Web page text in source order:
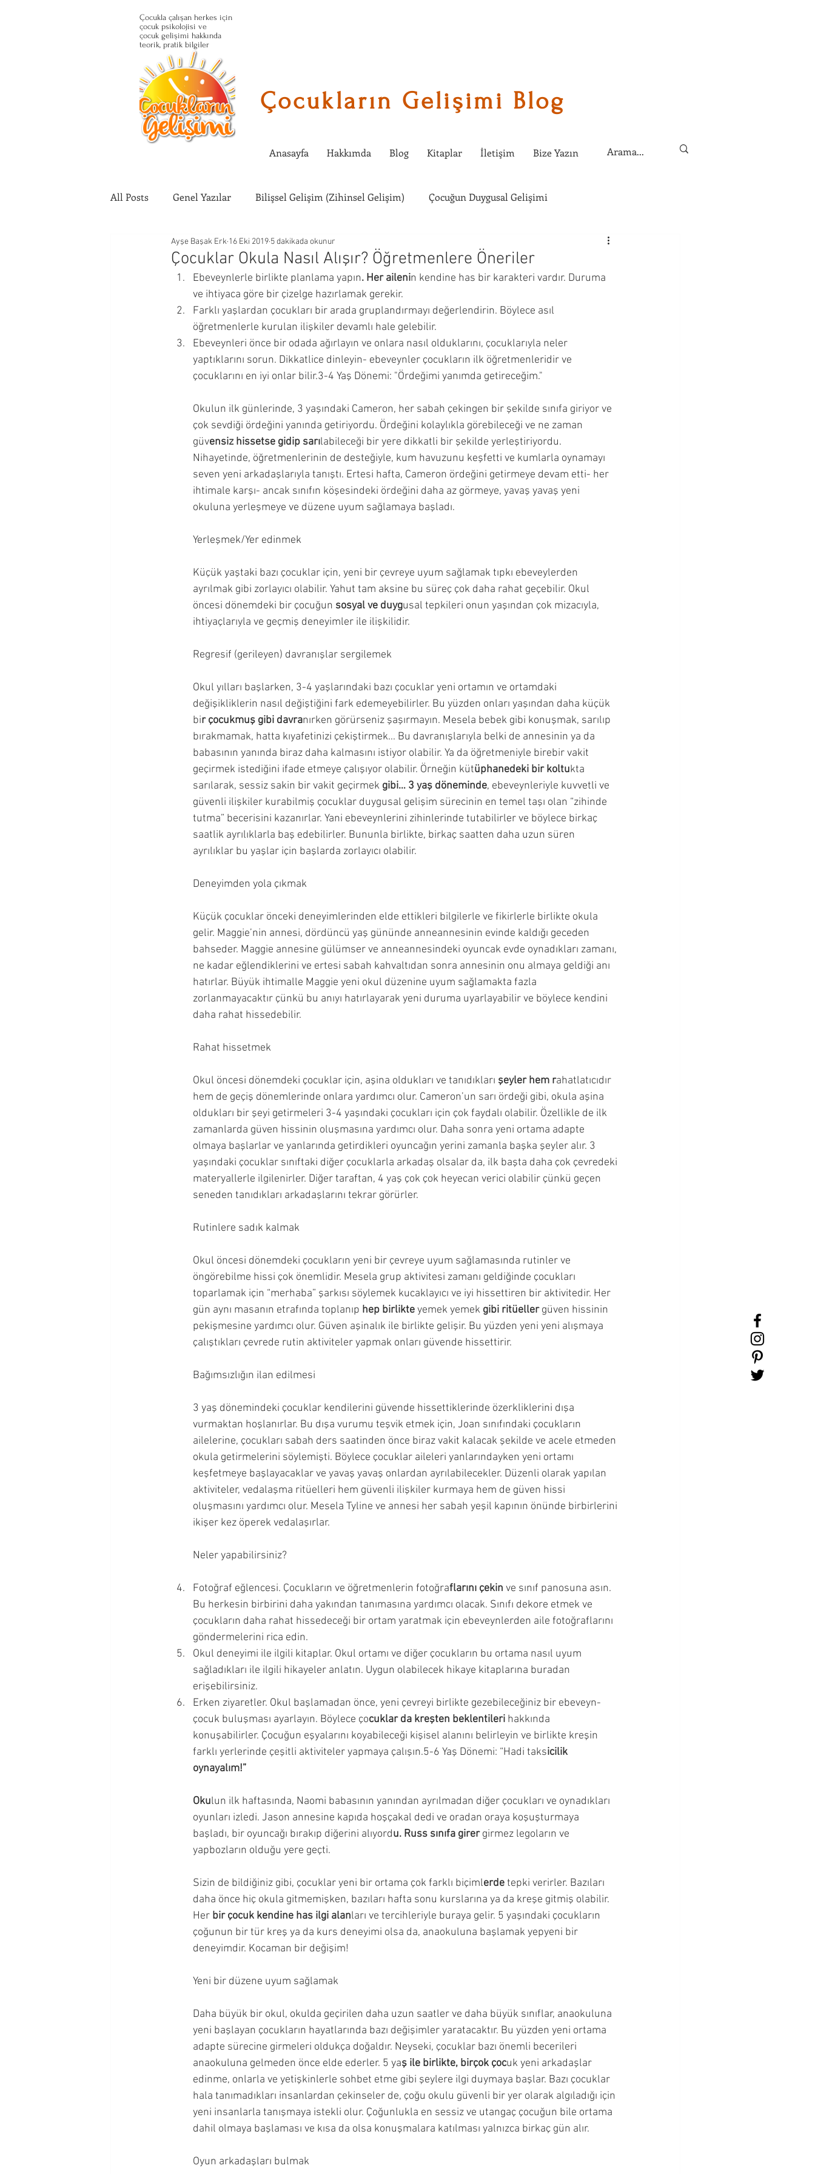
Çocukla çalışan herkes için
çocuk psikolojisi ve
çocuk gelişimi hakkında
teorik, pratik bilgiler
Çocukların Gelişimi Blog
Anasayfa Hakkımda Blog Kitaplar İletişim Bize Yazın
All Posts Genel Yazılar Bilişsel Gelişim (Zihinsel Gelişim) Çocuğun Duygusal Gelişimi
Çocuğun Fiziksel Gelişimi Çocuklarda Sosyal Gelişim Çocuğumla Ne Etkinlik Yapabilirim?
Okul Çağı Dönemi Okul Öncesi Dönemi Çocuğumla Nasıl Oyun Oynayabilirim?
Çocuğumla İletişim Kurmak Çocuğuma Nasıl Davranmalıyım? Okuyucu Soruları ve Cevapları
Çocuklar Okula Nasıl Alışır? Öğretmenlere Öneriler
Ayşe Başak Erk 16 Eki 2019 5 dakikada okunur
Ebeveynlerle birlikte planlama yapın. Her ailenin kendine has bir karakteri vardır. Duruma
ve ihtiyaca göre bir çizelge hazırlamak gerekir.
Farklı yaşlardan çocukları bir arada gruplandırmayı değerlendirin. Böylece asıl
öğretmenlerle kurulan ilişkiler devamlı hale gelebilir.
Ebeveynleri önce bir odada ağırlayın ve onlara nasıl olduklarını, çocuklarıyla neler
yaptıklarını sorun. Dikkatlice dinleyin- ebeveynler çocukların ilk öğretmenleridir ve
çocuklarını en iyi onlar bilir.3-4 Yaş Dönemi: "Ördeğimi yanımda getireceğim."
Okulun ilk günlerinde, 3 yaşındaki Cameron, her sabah çekingen bir şekilde sınıfa giriyor ve
çok sevdiği ördeğini yanında getiriyordu. Ördeğini kolaylıkla görebileceği ve ne zaman
güvensiz hissetse gidip sarılabileceği bir yere dikkatli bir şekilde yerleştiriyordu.
Nihayetinde, öğretmenlerinin de desteğiyle, kum havuzunu keşfetti ve kumlarla oynamayı
seven yeni arkadaşlarıyla tanıştı. Ertesi hafta, Cameron ördeğini getirmeye devam etti- her
ihtimale karşı- ancak sınıfın köşesindeki ördeğini daha az görmeye, yavaş yavaş yeni
okuluna yerleşmeye ve düzene uyum sağlamaya başladı.
Yerleşmek/Yer edinmek
Küçük yaştaki bazı çocuklar için, yeni bir çevreye uyum sağlamak tıpkı ebeveylerden
ayrılmak gibi zorlayıcı olabilir. Yahut tam aksine bu süreç çok daha rahat geçebilir. Okul
öncesi dönemdeki bir çocuğun sosyal ve duygusal tepkileri onun yaşından çok mizacıyla,
ihtiyaçlarıyla ve geçmiş deneyimler ile ilişkilidir.
Regresif (gerileyen) davranışlar sergilemek
Okul yılları başlarken, 3-4 yaşlarındaki bazı çocuklar yeni ortamın ve ortamdaki
değişikliklerin nasıl değiştiğini fark edemeyebilirler. Bu yüzden onları yaşından daha küçük
bir çocukmuş gibi davranırken görürseniz şaşırmayın. Mesela bebek gibi konuşmak, sarılıp
bırakmamak, hatta kıyafetinizi çekiştirmek... Bu davranışlarıyla belki de annesinin ya da
babasının yanında biraz daha kalmasını istiyor olabilir. Ya da öğretmeniyle birebir vakit
geçirmek istediğini ifade etmeye çalışıyor olabilir. Örneğin kütüphanedeki bir koltukta
sarılarak, sessiz sakin bir vakit geçirmek gibi… 3 yaş döneminde, ebeveynleriyle kuvvetli ve
güvenli ilişkiler kurabilmiş çocuklar duygusal gelişim sürecinin en temel taşı olan “zihinde
tutma” becerisini kazanırlar. Yani ebeveynlerini zihinlerinde tutabilirler ve böylece birkaç
saatlik ayrılıklarla baş edebilirler. Bununla birlikte, birkaç saatten daha uzun süren
ayrılıklar bu yaşlar için başlarda zorlayıcı olabilir.
Deneyimden yola çıkmak
Küçük çocuklar önceki deneyimlerinden elde ettikleri bilgilerle ve fikirlerle birlikte okula
gelir. Maggie’nin annesi, dördüncü yaş gününde anneannesinin evinde kaldığı geceden
bahseder. Maggie annesine gülümser ve anneannesindeki oyuncak evde oynadıkları zamanı,
ne kadar eğlendiklerini ve ertesi sabah kahvaltıdan sonra annesinin onu almaya geldiği anı
hatırlar. Büyük ihtimalle Maggie yeni okul düzenine uyum sağlamakta fazla
zorlanmayacaktır çünkü bu anıyı hatırlayarak yeni duruma uyarlayabilir ve böylece kendini
daha rahat hissedebilir.
Rahat hissetmek
Okul öncesi dönemdeki çocuklar için, aşina oldukları ve tanıdıkları şeyler hem rahatlatıcıdır
hem de geçiş dönemlerinde onlara yardımcı olur. Cameron’un sarı ördeği gibi, okula aşina
oldukları bir şeyi getirmeleri 3-4 yaşındaki çocukları için çok faydalı olabilir. Özellikle de ilk
zamanlarda güven hissinin oluşmasına yardımcı olur. Daha sonra yeni ortama adapte
olmaya başlarlar ve yanlarında getirdikleri oyuncağın yerini zamanla başka şeyler alır. 3
yaşındaki çocuklar sınıftaki diğer çocuklarla arkadaş olsalar da, ilk başta daha çok çevredeki
materyallerle ilgilenirler. Diğer taraftan, 4 yaş çok çok heyecan verici olabilir çünkü geçen
seneden tanıdıkları arkadaşlarını tekrar görürler.
Rutinlere sadık kalmak
Okul öncesi dönemdeki çocukların yeni bir çevreye uyum sağlamasında rutinler ve
öngörebilme hissi çok önemlidir. Mesela grup aktivitesi zamanı geldiğinde çocukları
toparlamak için “merhaba” şarkısı söylemek kucaklayıcı ve iyi hissettiren bir aktivitedir. Her
gün aynı masanın etrafında toplanıp hep birlikte yemek yemek gibi ritüeller güven hissinin
pekişmesine yardımcı olur. Güven aşinalık ile birlikte gelişir. Bu yüzden yeni yeni alışmaya
çalıştıkları çevrede rutin aktiviteler yapmak onları güvende hissettirir.
Bağımsızlığın ilan edilmesi
3 yaş dönemindeki çocuklar kendilerini güvende hissettiklerinde özerkliklerini dışa
vurmaktan hoşlanırlar. Bu dışa vurumu teşvik etmek için, Joan sınıfındaki çocukların
ailelerine, çocukları sabah ders saatinden önce biraz vakit kalacak şekilde ve acele etmeden
okula getirmelerini söylemişti. Böylece çocuklar aileleri yanlarındayken yeni ortamı
keşfetmeye başlayacaklar ve yavaş yavaş onlardan ayrılabilecekler. Düzenli olarak yapılan
aktiviteler, vedalaşma ritüelleri hem güvenli ilişkiler kurmaya hem de güven hissi
oluşmasını yardımcı olur. Mesela Tyline ve annesi her sabah yeşil kapının önünde birbirlerini
ikişer kez öperek vedalaşırlar.
Neler yapabilirsiniz?
Fotoğraf eğlencesi. Çocukların ve öğretmenlerin fotoğraflarını çekin ve sınıf panosuna asın.
Bu herkesin birbirini daha yakından tanımasına yardımcı olacak. Sınıfı dekore etmek ve
çocukların daha rahat hissedeceği bir ortam yaratmak için ebeveynlerden aile fotoğraflarını
göndermelerini rica edin.
Okul deneyimi ile ilgili kitaplar. Okul ortamı ve diğer çocukların bu ortama nasıl uyum
sağladıkları ile ilgili hikayeler anlatın. Uygun olabilecek hikaye kitaplarına buradan
erişebilirsiniz.
Erken ziyaretler. Okul başlamadan önce, yeni çevreyi birlikte gezebileceğiniz bir ebeveyn-
çocuk buluşması ayarlayın. Böylece çocuklar da kreşten beklentileri hakkında
konuşabilirler. Çocuğun eşyalarını koyabileceği kişisel alanını belirleyin ve birlikte kreşin
farklı yerlerinde çeşitli aktiviteler yapmaya çalışın.5-6 Yaş Dönemi: “Hadi taksicilik
oynayalım!”
Okulun ilk haftasında, Naomi babasının yanından ayrılmadan diğer çocukları ve oynadıkları
oyunları izledi. Jason annesine kapıda hoşçakal dedi ve oradan oraya koşuşturmaya
başladı, bir oyuncağı bırakıp diğerini alıyordu. Russ sınıfa girer girmez legoların ve
yapbozların olduğu yere geçti.
Sizin de bildiğiniz gibi, çocuklar yeni bir ortama çok farklı biçimlerde tepki verirler. Bazıları
daha önce hiç okula gitmemişken, bazıları hafta sonu kurslarına ya da kreşe gitmiş olabilir.
Her bir çocuk kendine has ilgi alanları ve tercihleriyle buraya gelir. 5 yaşındaki çocukların
çoğunun bir tür kreş ya da kurs deneyimi olsa da, anaokuluna başlamak yepyeni bir
deneyimdir. Kocaman bir değişim!
Yeni bir düzene uyum sağlamak
Daha büyük bir okul, okulda geçirilen daha uzun saatler ve daha büyük sınıflar, anaokuluna
yeni başlayan çocukların hayatlarında bazı değişimler yaratacaktır. Bu yüzden yeni ortama
adapte sürecine girmeleri oldukça doğaldır. Neyseki, çocuklar bazı önemli becerileri
anaokuluna gelmeden önce elde ederler. 5 yaş ile birlikte, birçok çocuk yeni arkadaşlar
edinme, onlarla ve yetişkinlerle sohbet etme gibi şeylere ilgi duymaya başlar. Bazı çocuklar
hala tanımadıkları insanlardan çekinseler de, çoğu okulu güvenli bir yer olarak algıladığı için
yeni insanlarla tanışmaya istekli olur. Çoğunlukla en sessiz ve utangaç çocuğun bile ortama
dahil olmaya başlaması ve kısa da olsa konuşmalara katılması yalnızca birkaç gün alır.
Oyun arkadaşları bulmak